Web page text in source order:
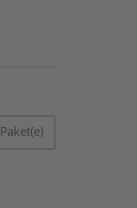
Paket(e)